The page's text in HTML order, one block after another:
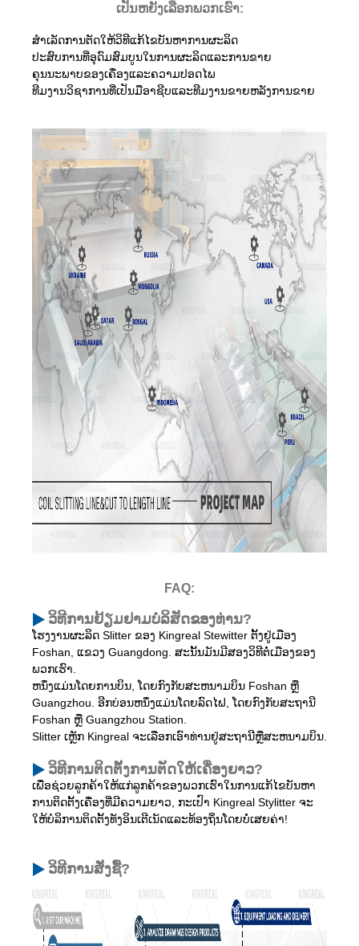
ເປັນຫຍັງເລືອກພວກເຮົາ:
ສໍາເລັດການຕັດໃຫ້ວິທີແກ້ໄຂບັນຫາການຜະລິດ
ປະສົບການທີ່ອຸດົມສົມບູນໃນການຜະລິດແລະການຂາຍ
ຄຸນນະພາບຂອງເຄື່ອງແລະຄວາມປອດໄພ
ທີມງານວິຊາການທີ່ເປັນມືອາຊີບແລະທີມງານຂາຍຫລັງການຂາຍ
FAQ:
ວິທີການຢ້ຽມຢາມບໍລິສັດຂອງທ່ານ?
ໂຮງງານຜະລິດ Slitter ຂອງ Kingreal Stewitter ຕັ້ງຢູ່ເມືອງ
Foshan, ແຂວງ Guangdong. ສະນັ້ນມັນມີສອງວິທີຕໍ່ເມືອງຂອງ
ພວກເຮົາ.
ຫນຶ່ງແມ່ນໂດຍການບິນ, ໂດຍກົງກັບສະຫນາມບິນ Foshan ຫຼື
Guangzhou. ອີກບ່ອນຫນຶ່ງແມ່ນໂດຍລົດໄຟ, ໂດຍກົງກັບສະຖານີ
Foshan ຫຼື Guangzhou Station.
Slitter ເຫຼັກ Kingreal ຈະເລືອກເອົາທ່ານຢູ່ສະຖານີຫຼືສະຫນາມບິນ.
ວິທີການຕິດຕັ້ງການຕັດໃຫ້ເຄື່ອງຍາວ?
ເພື່ອຊ່ວຍລູກຄ້າໃຫ້ແກ່ລູກຄ້າຂອງພວກເຮົາໃນການແກ້ໄຂບັນຫາ
ການຕິດຕັ້ງເຄື່ອງທີ່ມີຄວາມຍາວ, ກະເປົາ Kingreal Stylitter ຈະ
ໃຫ້ບໍລິການຕິດຕັ້ງທັງອິນເຕີເນັດແລະທ້ອງຖິ່ນໂດຍບໍ່ເສຍຄ່າ!
ວິທີການສັ່ງຊື້?